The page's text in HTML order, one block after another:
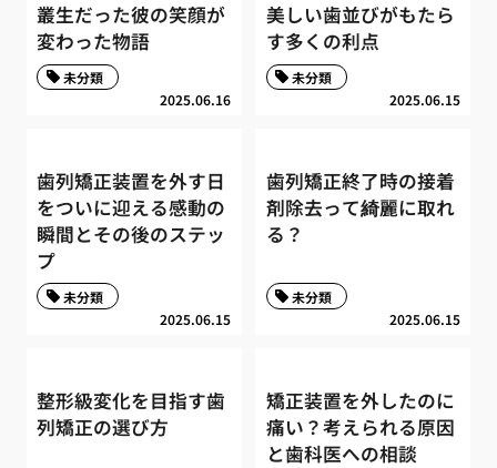
叢生だった彼の笑顔が
変わった物語
2025.06.16
未分類
美しい歯並びがもたら
す多くの利点
2025.06.15
未分類
歯列矯正装置を外す日
をついに迎える感動の
瞬間とその後のステッ
プ
2025.06.15
未分類
歯列矯正終了時の接着
剤除去って綺麗に取れ
る？
2025.06.15
未分類
整形級変化を目指す歯
列矯正の選び方
矯正装置を外したのに
痛い？考えられる原因
と歯科医への相談